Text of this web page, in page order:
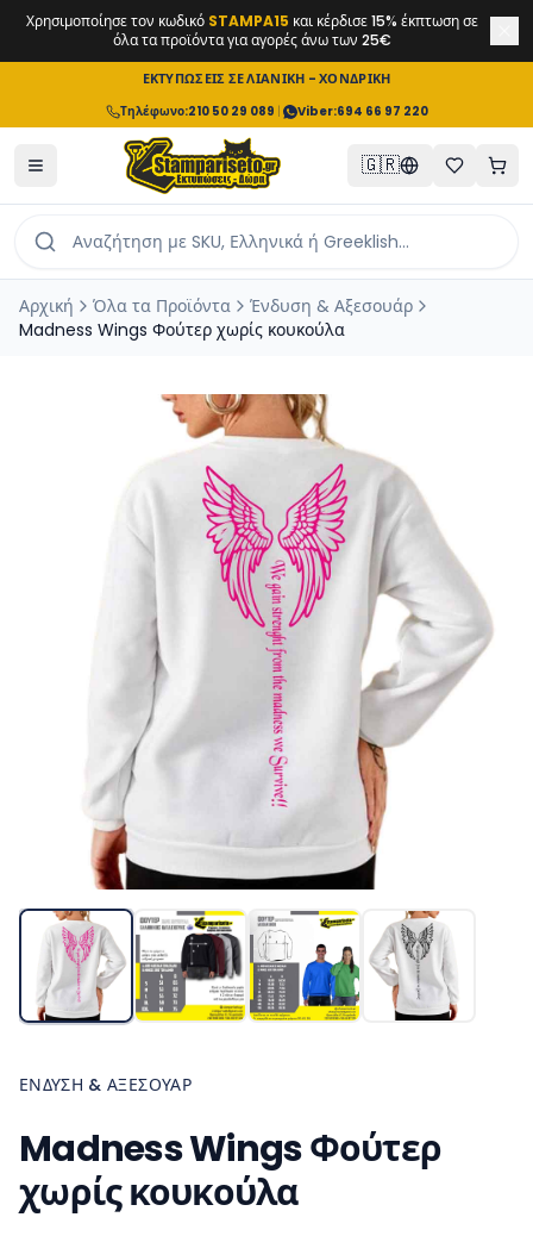
Χρησιμοποίησε τον κωδικό STAMPA15 και κέρδισε 15% έκπτωση σε
όλα τα προϊόντα για αγορές άνω των 25€
ΕΚΤΥΠΩΣΕΙΣ ΣΕ ΛΙΑΝΙΚΗ - ΧΟΝΔΡΙΚΗ
Τηλέφωνο:210 50 29 089 | Viber:694 66 97 220
🇬🇷
Αρχική Όλα τα Προϊόντα
Ένδυση & Αξεσουάρ
Madness Wings Φούτερ χωρίς κουκούλα
ΈΝΔΥΣΗ & ΑΞΕΣΟΥΆΡ
Madness Wings Φούτερ
χωρίς κουκούλα